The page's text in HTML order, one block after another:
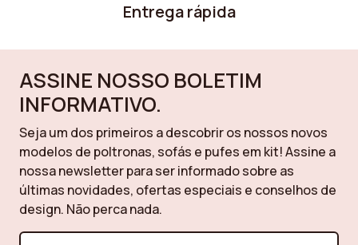
Entrega rápida
ASSINE NOSSO BOLETIM
INFORMATIVO.
Seja um dos primeiros a descobrir os nossos novos
modelos de poltronas, sofás e pufes em kit! Assine a
nossa newsletter para ser informado sobre as
últimas novidades, ofertas especiais e conselhos de
design. Não perca nada.